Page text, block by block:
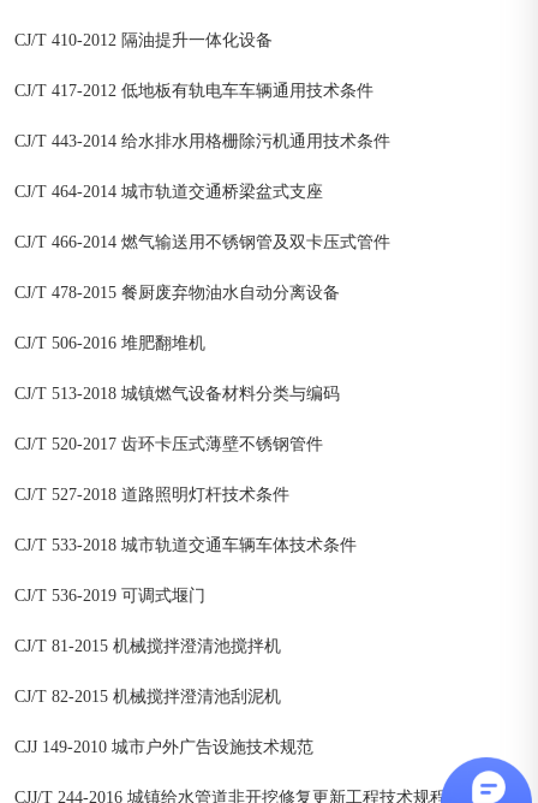
CJ/T 410-2012 隔油提升一体化设备
CJ/T 417-2012 低地板有轨电车车辆通用技术条件
CJ/T 443-2014 给水排水用格栅除污机通用技术条件
CJ/T 464-2014 城市轨道交通桥梁盆式支座
CJ/T 466-2014 燃气输送用不锈钢管及双卡压式管件
CJ/T 478-2015 餐厨废弃物油水自动分离设备
CJ/T 506-2016 堆肥翻堆机
CJ/T 513-2018 城镇燃气设备材料分类与编码
CJ/T 520-2017 齿环卡压式薄壁不锈钢管件
CJ/T 527-2018 道路照明灯杆技术条件
CJ/T 533-2018 城市轨道交通车辆车体技术条件
CJ/T 536-2019 可调式堰门
CJ/T 81-2015 机械搅拌澄清池搅拌机
CJ/T 82-2015 机械搅拌澄清池刮泥机
CJJ 149-2010 城市户外广告设施技术规范
CJJ/T 244-2016 城镇给水管道非开挖修复更新工程技术规程